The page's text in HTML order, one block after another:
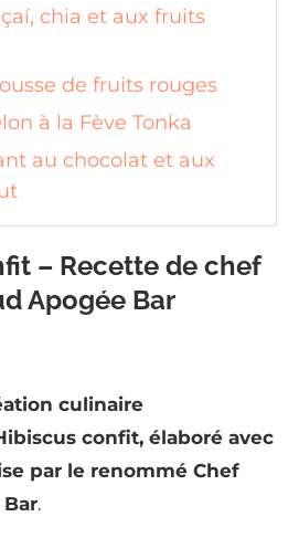
chia et aux fruits
de fruits rouges
à la Fève Tonka
au chocolat et aux
– Recette de chef
Apogée Bar
culinaire
confit, élaboré avec
par le renommé Chef
Bar.